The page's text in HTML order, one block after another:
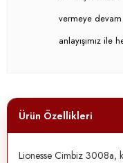
vermeye
anlayışımız ile
Ürün Özellikleri
Lionesse Cimbiz 3008a,